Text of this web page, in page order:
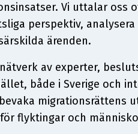
Vi uttalar oss
perspektiv,
ärenden.
av experter,
både i Sverige och
migrationsrättens
flyktingar och